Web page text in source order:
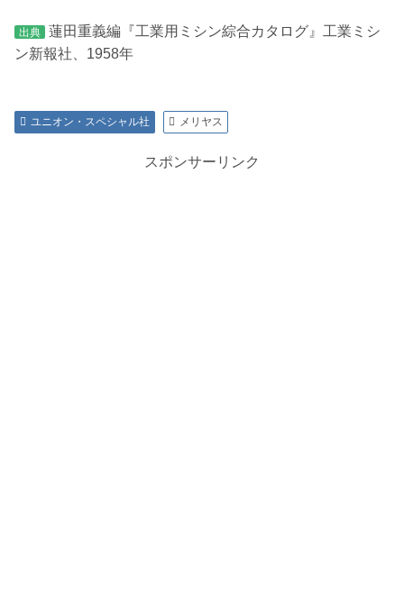
出典
蓮田重義編『工業用ミシン綜合カタログ』工業ミシ
ン新報社、1958年
ユニオン・スペシャル社 メリヤス
スポンサーリンク